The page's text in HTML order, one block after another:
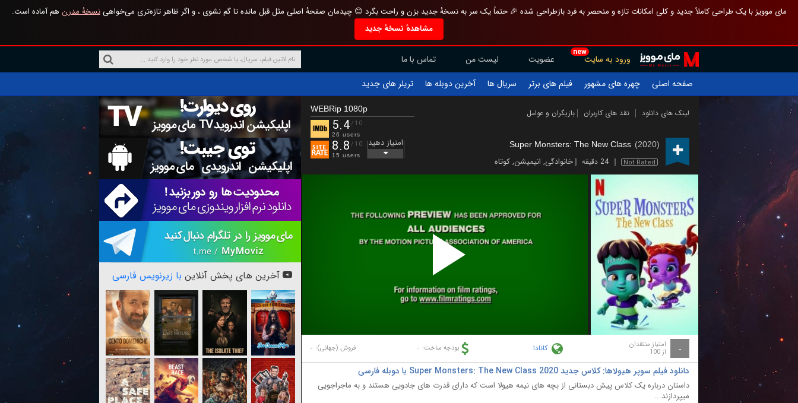
مای موویز با یک طراحی کاملاً جدید و کلی امکانات تازه و منحصر به فرد بازطراحی شده 🎉 حتماً یک سر به نسخهٔ جدید بزن و راحت بگرد 😊 چیدمان صفحهٔ اصلی مثل قبل مانده تا گم نشوی ، و اگر ظاهر تازه‌تری می‌خواهینسخهٔ مدرن هم آماده است.
مشاهدهٔ نسخهٔ جدید
new
ورود به سایت عضویت لیست من
تماس با ما
صفحه اصلی
چهره های مشهور فیلم های برتر سریال ها آخرین دوبله ها تریلر های جدید
لینک های دانلود نقد های کاربران بازیگران و عوامل
Super Monsters: The New Class (2020)
Not Rated 24 دقیقه خانوادگی, انیمیشن,کوتاه
WEBRip 1080p
5.4/10
26 users
8.8 /10
15 users
امتیاز دهید
Play
Video
- امتیاز منتقدان
از 100 کانادا بودجه ساخت: - فروش (جهانی): -
دانلود فیلم سوپر هیولاها: کلاس جدید Super Monsters: The New Class 2020 با دوبله فارسی
داستان درباره یک کلاس پیش دبستانی از بچه های نیمه هیولا است که دارای قدرت های جادویی هستند و به ماجراجویی
میپردازند...
آخرین های پخش آنلاین با زیرنویس فارسی